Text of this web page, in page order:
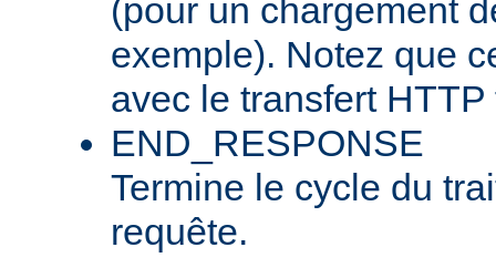
(pour un chargement
exemple). Notez que
avec le transfert
END_RESPONSE
Termine le cycle du
requête.